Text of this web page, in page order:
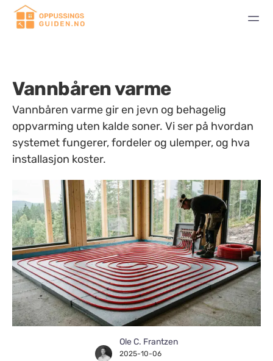
Vannbåren varme
Vannbåren varme gir en jevn og behagelig
oppvarming uten kalde soner. Vi ser på hvordan
systemet fungerer, fordeler og ulemper, og hva
installasjon koster.
Ole C. Frantzen
2025-10-06